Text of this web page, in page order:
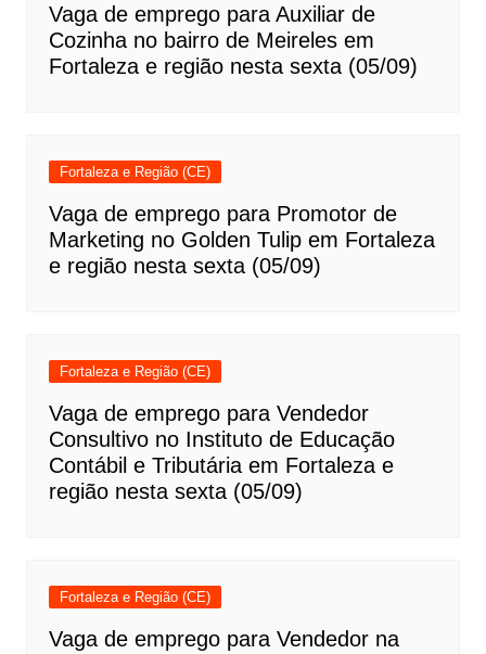
Vaga de emprego para Auxiliar de
Cozinha no bairro de Meireles em
Fortaleza e região nesta sexta (05/09)
Fortaleza e Região (CE)
Vaga de emprego para Promotor de
Marketing no Golden Tulip em Fortaleza
e região nesta sexta (05/09)
Fortaleza e Região (CE)
Vaga de emprego para Vendedor
Consultivo no Instituto de Educação
Contábil e Tributária em Fortaleza e
região nesta sexta (05/09)
Fortaleza e Região (CE)
Vaga de emprego para Vendedor na